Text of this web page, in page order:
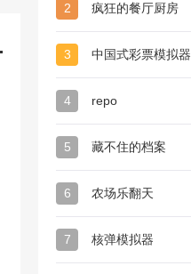
2 疯狂的餐厅厨房
3 中国式彩票模拟器
4 repo
5 藏不住的档案
6 农场乐翻天
7 核弹模拟器